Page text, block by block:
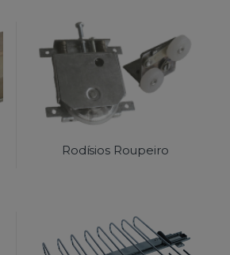
Rodísios Roupeiro